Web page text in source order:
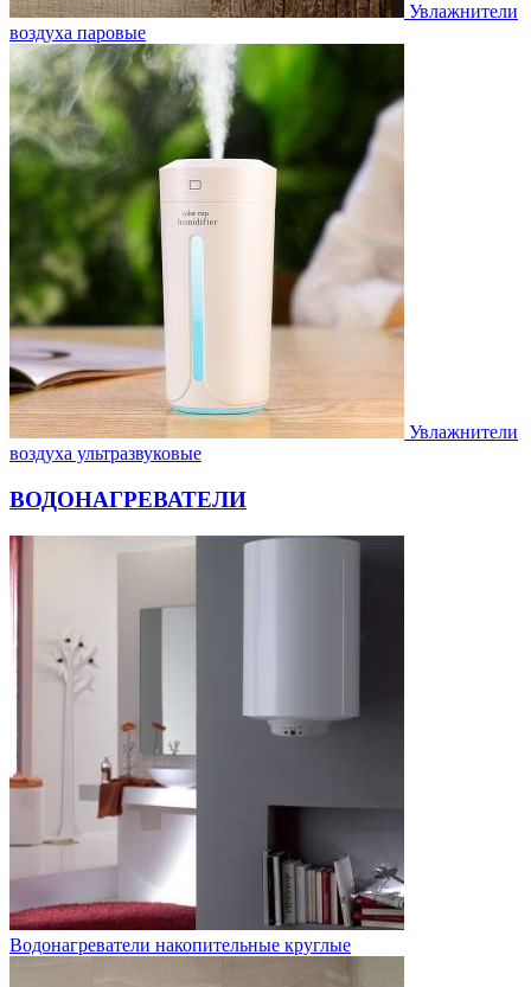
Увлажнители
воздуха паровые
Увлажнители
воздуха ультразвуковые
ВОДОНАГРЕВАТЕЛИ
Водонагреватели накопительные круглые